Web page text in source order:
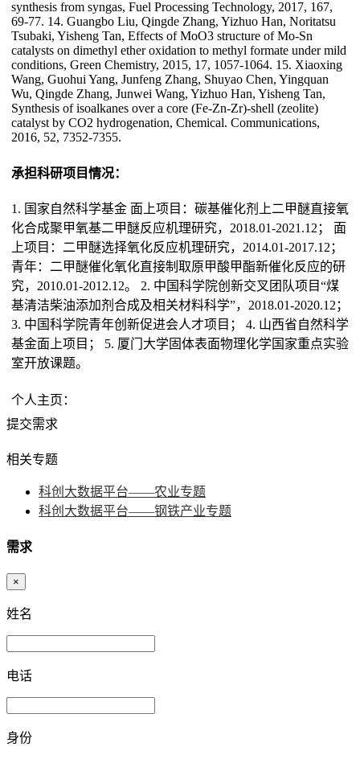
synthesis from syngas, Fuel Processing Technology, 2017, 167,
69-77. 14. Guangbo Liu, Qingde Zhang, Yizhuo Han, Noritatsu
Tsubaki, Yisheng Tan, Effects of MoO3 structure of Mo-Sn
catalysts on dimethyl ether oxidation to methyl formate under mild
conditions, Green Chemistry, 2015, 17, 1057-1064. 15. Xiaoxing
Wang, Guohui Yang, Junfeng Zhang, Shuyao Chen, Yingquan
Wu, Qingde Zhang, Junwei Wang, Yizhuo Han, Yisheng Tan,
Synthesis of isoalkanes over a core (Fe-Zn-Zr)-shell (zeolite)
catalyst by CO2 hydrogenation, Chemical. Communications,
2016, 52, 7352-7355.
承担科研项目情况：
1. 国家自然科学基金 面上项目：碳基催化剂上二甲醚直接氧
化合成聚甲氧基二甲醚反应机理研究，2018.01-2021.12； 面
上项目：二甲醚选择氧化反应机理研究，2014.01-2017.12；
青年：二甲醚催化氧化直接制取原甲酸甲酯新催化反应的研
究，2010.01-2012.12。 2. 中国科学院创新交叉团队项目“煤
基清洁柴油添加剂合成及相关材料科学”，2018.01-2020.12；
3. 中国科学院青年创新促进会人才项目； 4. 山西省自然科学
基金面上项目； 5. 厦门大学固体表面物理化学国家重点实验
室开放课题。
个人主页：
提交需求
相关专题
科创大数据平台——农业专题
科创大数据平台——钢铁产业专题
需求
×
姓名
电话
身份